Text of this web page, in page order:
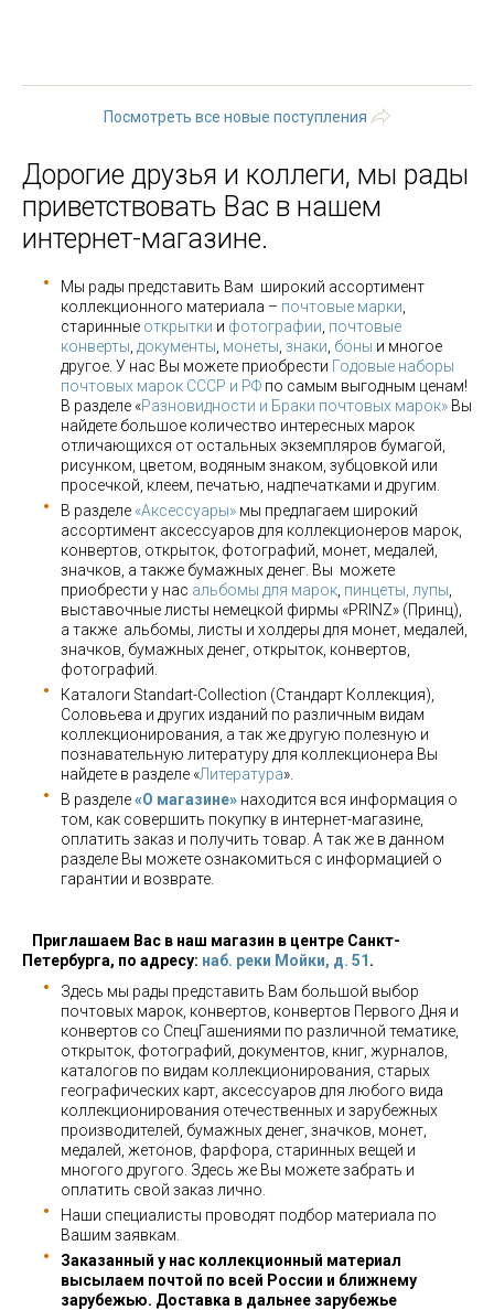
Посмотреть все новые поступления
Дорогие друзья и коллеги, мы рады
приветствовать Вас в нашем
интернет-магазине.
Мы рады представить Вам широкий ассортимент
коллекционного материала – почтовые марки
старинные открытки и фотографии почтовые
конверты документы монеты знаки боны и многое
другое. У нас Вы можете приобрести Годовые наборы
почтовых марок СССР и РФ по самым выгодным ценам!
В разделе «Разновидности и Браки почтовых марок» Вы
найдете большое количество интересных марок
отличающихся от остальных экземпляров бумагой,
рисунком, цветом, водяным знаком, зубцовкой или
просечкой, клеем, печатью, надпечатками и другим.
В разделе «Аксессуары» мы предлагаем широкий
ассортимент аксессуаров для коллекционеров марок,
конвертов, открыток, фотографий, монет, медалей,
значков, а также бумажных денег. Вы можете
приобрести у нас альбомы для марок пинцеты, лупы
выставочные листы немецкой фирмы «PRINZ» (Принц),
а также альбомы, листы и холдеры для монет, медалей,
значков, бумажных денег, открыток, конвертов,
фотографий.
Каталоги Standart-Collection (Стандарт Коллекция),
Соловьева и других изданий по различным видам
коллекционирования, а так же другую полезную и
познавательную литературу для коллекционера Вы
найдете в разделе «Литература».
В разделе«О магазине» находится вся информация о
том, как совершить покупку в интернет-магазине,
оплатить заказ и получить товар. А так же в данном
разделе Вы можете ознакомиться с информацией о
гарантии и возврате.
Приглашаем Вас в наш магазин в центре Санкт-
Петербурга, по адресу: наб. реки Мойки, д. 51 .
Здесь мы рады представить Вам большой выбор
почтовых марок, конвертов, конвертов Первого Дня и
конвертов со СпецГашениями по различной тематике,
открыток, фотографий, документов, книг, журналов,
каталогов по видам коллекционирования, старых
географических карт, аксессуаров для любого вида
коллекционирования отечественных и зарубежных
производителей, бумажных денег, значков, монет,
медалей, жетонов, фарфора, старинных вещей и
многого другого. Здесь же Вы можете забрать и
оплатить свой заказ лично.
Наши специалисты проводят подбор материала по
Вашим заявкам.
Заказанный у нас коллекционный материал
высылаем почтой по всей России и ближнему
зарубежью. Доставка в дальнее зарубежье